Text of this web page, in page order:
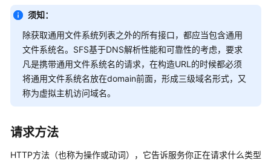
使
用
前
必
读
览
如
须知：
除获取通用文件系统列表之外的所有接口，都应当包含通用
文件系统名。SFS基于DNS解析性能和可靠性的考虑，要求
凡是携带通用文件系统名的请求，在构造URL的时候都必须
将通用文件系统名放在domain前面，形成三级域名形式，又
称为虚拟主机访问域名。
请求方法
HTTP方法（也称为操作或动词），它告诉服务你正在请求什么类型